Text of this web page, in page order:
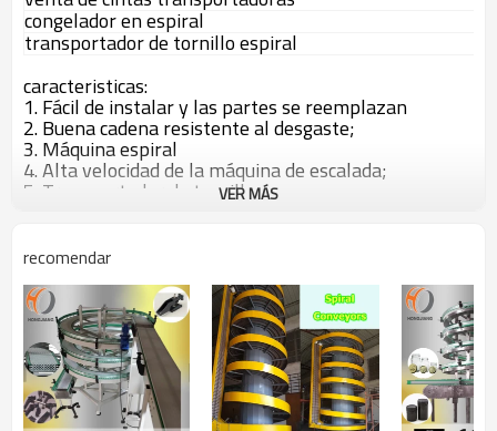
congelador en espiral
transportador de tornillo espiral
caracteristicas:
1. Fácil de instalar y las partes se reemplazan
2. Buena cadena resistente al desgaste;
3. Máquina espiral
4. Alta velocidad de la máquina de escalada;
5. Transportador de tornillo;
VER MÁS
recomendar